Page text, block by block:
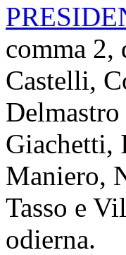
comma 2,
Castelli,
Giachetti,
Maniero,
Tasso e
odierna.